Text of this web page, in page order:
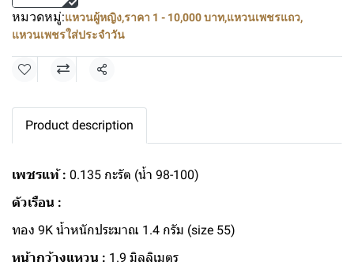
หมวดหมู่:แหวนผู้หญิง,ราคา 1 - 10,000 บาท,แหวนเพชรแถว,
แหวนเพชรใส่ประจำวัน
แชร์
Product description
เพชรแท้ : 0.135 กะรัต (น้ำ 98-100)
ตัวเรือน :
ทอง 9K น้ำหนักประมาณ 1.4 กรัม (size 55)
หน้ากว้างแหวน : 1.9 มิลลิเมตร